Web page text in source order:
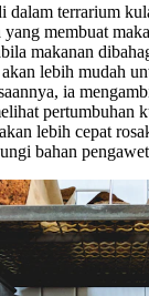
dalam terrarium
membuat
makanan
lebih mudah
ia
pertumbuhan
lebih cepat
bahan